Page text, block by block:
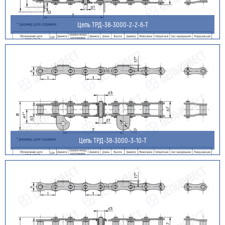
Цепь ТРД-38-3000-2-2-6-Т
Цепь ТРД-38-3000-3-10-Т